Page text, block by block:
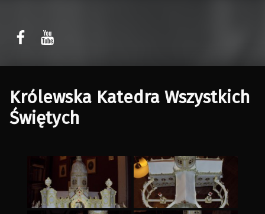
W Rytmie Światła – miasto wyobrażone
Królewska Katedra Wszystkich
Świętych